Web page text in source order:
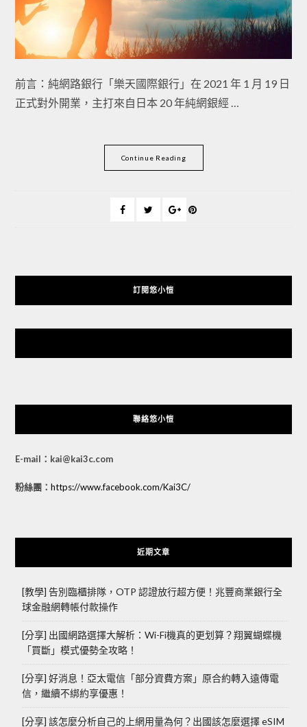
前言：純網路銀行「樂天國際銀行」在 2021 年 1 月 19 日
正式對外開業，主打來自日本 20 年純網銀經 …
Continue Reading
訂閱悠小愷
聯絡悠小愷
E-mail：kai@kai3c.com
粉絲團： https://www.facebook.com/Kai3C/
近期文章
[教學] 告別臨櫃排隊，OTP 認證放行超方便！兆豐商業銀行全
球金融網轉帳付款操作
[分享] 出國網路選擇大解析：Wi-Fi機真的更划算？翔翼蝴蝶機
「買斷」模式優勢全攻略！
[分享] 好消息！亞太電信「部分資費方案」原合約轉入遠傳電
信，繼續不綁約享優惠！
[分享] 該怎麼分析自己的上網用量為何？出國該怎麼選擇 eSIM